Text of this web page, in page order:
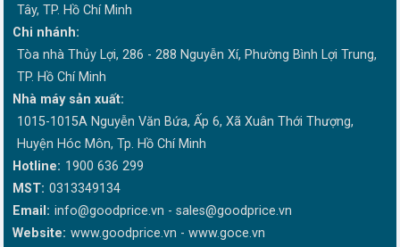
Tây, TP. Hồ Chí Minh
Chi nhánh:
Tòa nhà Thủy Lợi, 286 - 288 Nguyễn Xí, Phường Bình Lợi Trung,
TP. Hồ Chí Minh
Nhà máy sản xuất:
1015-1015A Nguyễn Văn Bứa, Ấp 6, Xã Xuân Thới Thượng,
Huyện Hóc Môn, Tp. Hồ Chí Minh
Hotline: 1900 636 299
MST: 0313349134
Email: info@goodprice.vn - sales@goodprice.vn
Website: www.goodprice.vn - www.goce.vn